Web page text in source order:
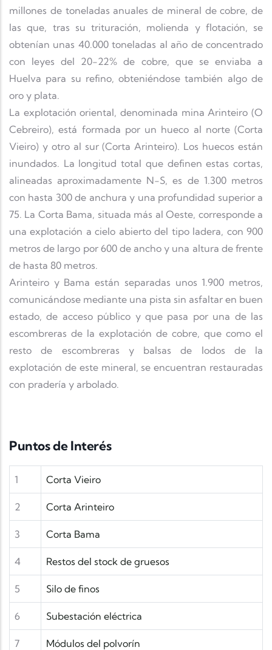
millones de toneladas anuales de mineral de cobre, de
las que, tras su trituración, molienda y flotación, se
obtenían unas 40.000 toneladas al año de concentrado
con leyes del 20-22% de cobre, que se enviaba a
Huelva para su refino, obteniéndose también algo de
oro y plata.
La explotación oriental, denominada mina Arinteiro (O
Cebreiro), está formada por un hueco al norte (Corta
Vieiro) y otro al sur (Corta Arinteiro). Los huecos están
inundados. La longitud total que definen estas cortas,
alineadas aproximadamente N-S, es de 1.300 metros
con hasta 300 de anchura y una profundidad superior a
75. La Corta Bama, situada más al Oeste, corresponde a
una explotación a cielo abierto del tipo ladera, con 900
metros de largo por 600 de ancho y una altura de frente
de hasta 80 metros.
Arinteiro y Bama están separadas unos 1.900 metros,
comunicándose mediante una pista sin asfaltar en buen
estado, de acceso público y que pasa por una de las
escombreras de la explotación de cobre, que como el
resto de escombreras y balsas de lodos de la
explotación de este mineral, se encuentran restauradas
con pradería y arbolado.
Puntos de Interés
1 Corta Vieiro
2 Corta Arinteiro
3 Corta Bama
4 Restos del stock de gruesos
5 Silo de finos
6 Subestación eléctrica
7 Módulos del polvorín